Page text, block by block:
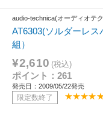
audio-technica(オーディオテ
AT6303(ソルダーレス
組）
¥2,610 (税込)
ポイント：261
発売日：2009/05/22発売
限定数終了